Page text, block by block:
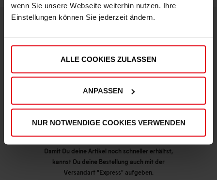
wenn Sie unsere Webseite weiterhin nutzen. Ihre
Einstellungen können Sie jederzeit ändern.
ALLE COOKIES ZULASSEN
ANPASSEN
NUR NOTWENDIGE COOKIES VERWENDEN
DEINE VORTEILE IN UNSEREM SHOP
Express Lieferung möglich
Damit Du deine Artikel noch schneller erhältst,
kannst Du deine Bestellung auch mit der
Versandart "Express" aufgeben.